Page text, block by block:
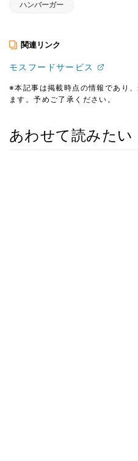
ハンバーガー
関連リンク
モスフードサービス
※本記事は掲載時点の情報であり
ます。予めご了承ください。
あわせて読みたい